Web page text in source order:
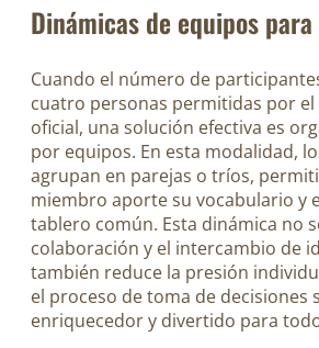
Dinámicas de equipos
Cuando el número de
cuatro personas permitidas por
oficial, una solución efectiva es
por equipos. En esta modalidad,
agrupan en parejas o tríos,
miembro aporte su vocabulario y
tablero común. Esta dinámica no
colaboración y el intercambio de
también reduce la presión
el proceso de toma de decisiones
enriquecedor y divertido para